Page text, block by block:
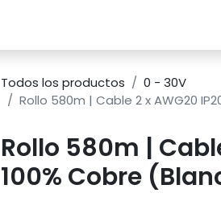
Todos los productos
0 - 30V
Rollo 580m | Cable 2 x AWG20
Rollo 580m |
100% Cobre